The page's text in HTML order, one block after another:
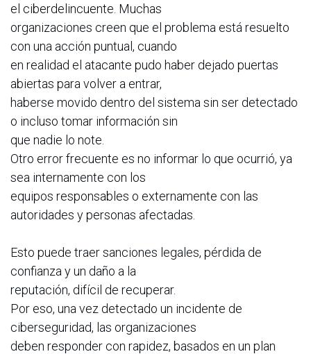
el ciberdelincuente. Muchas
organizaciones creen que el problema está resuelto
con una acción puntual, cuando
en realidad el atacante pudo haber dejado puertas
abiertas para volver a entrar,
haberse movido dentro del sistema sin ser detectado
o incluso tomar información sin
que nadie lo note.
Otro error frecuente es no informar lo que ocurrió, ya
sea internamente con los
equipos responsables o externamente con las
autoridades y personas afectadas.
Esto puede traer sanciones legales, pérdida de
confianza y un daño a la
reputación, difícil de recuperar.
Por eso, una vez detectado un incidente de
ciberseguridad, las organizaciones
deben responder con rapidez, basados en un plan